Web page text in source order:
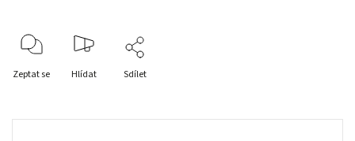
Zeptat se Hlídat Sdílet